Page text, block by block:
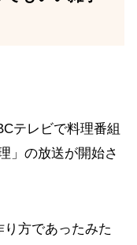
テレビで料理番組
」の放送が開始さ
方であったみた